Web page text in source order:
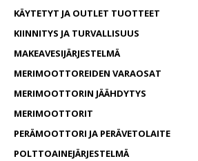
KÄYTETYT JA OUTLET TUOTTEET
KIINNITYS JA TURVALLISUUS
MAKEAVESIJÄRJESTELMÄ
MERIMOOTTOREIDEN VARAOSAT
MERIMOOTTORIN JÄÄHDYTYS
MERIMOOTTORIT
PERÄMOOTTORI JA PERÄVETOLAITE
POLTTOAINEJÄRJESTELMÄ